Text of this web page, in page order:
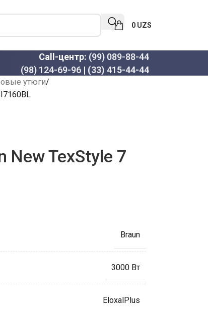
0 UZS
Call-центр: (99) 089-88-44
(98) 124-69-96 | (33) 415-44-44
утюги
New TexStyle 7
Braun
3000 Вт
EloxalPlus